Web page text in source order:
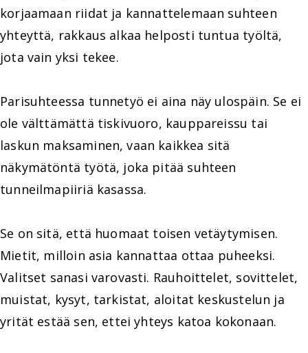
korjaamaan riidat ja kannattelemaan suhteen
yhteyttä, rakkaus alkaa helposti tuntua työltä,
jota vain yksi tekee.
Parisuhteessa tunnetyö ei aina näy ulospäin. Se ei
ole välttämättä tiskivuoro, kauppareissu tai
laskun maksaminen, vaan kaikkea sitä
näkymätöntä työtä, joka pitää suhteen
tunneilmapiiriä kasassa.
Se on sitä, että huomaat toisen vetäytymisen.
Mietit, milloin asia kannattaa ottaa puheeksi.
Valitset sanasi varovasti. Rauhoittelet, sovittelet,
muistat, kysyt, tarkistat, aloitat keskustelun ja
yrität estää sen, ettei yhteys katoa kokonaan.